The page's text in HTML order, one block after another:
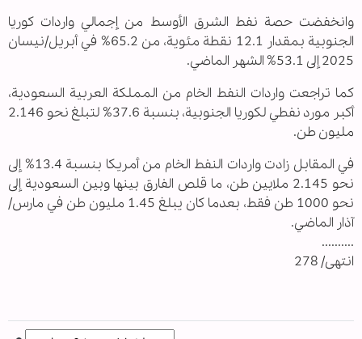
وانخفضت حصة نفط الشرق الأوسط من إجمالي واردات كوريا
الجنوبية بمقدار 12.1 نقطة مئوية، من 65.2% في أبريل/نيسان
2025 إلى 53.1% الشهر الماضي.
كما تراجعت واردات النفط الخام من المملكة العربية السعودية،
أكبر مورد نفطي لكوريا الجنوبية، بنسبة 37.6% لتبلغ نحو 2.146
مليون طن.
في المقابل زادت واردات النفط الخام من أمريكا بنسبة 13.4% إلى
نحو 2.145 ملايين طن، ما قلص الفارق بينها وبين السعودية إلى
نحو 1000 طن فقط، بعدما كان يبلغ 1.45 مليون طن في مارس/
آذار الماضي.
..........
انتهى/ 278